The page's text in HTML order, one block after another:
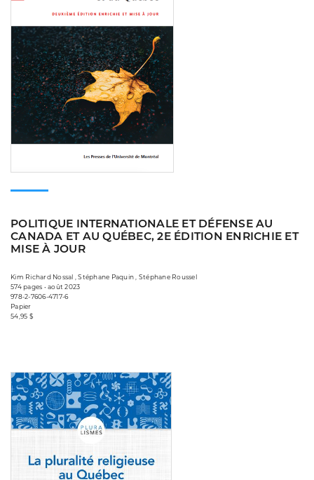
POLITIQUE INTERNATIONALE ET DÉFENSE AU
CANADA ET AU QUÉBEC, 2E ÉDITION ENRICHIE ET
MISE À JOUR
Kim Richard Nossal , Stéphane Paquin , Stéphane Roussel
574 pages • août 2023
978-2-7606-4717-6
Papier
54,95 $